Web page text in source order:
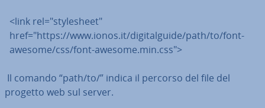
<link rel="sty­le­sheet"
href="https://www.ionos.it/digitalguide/path/to/font-
awesome/css/font-awesome.min.css">
Il comando “path/to/” indica il percorso del file del
progetto web sul server.